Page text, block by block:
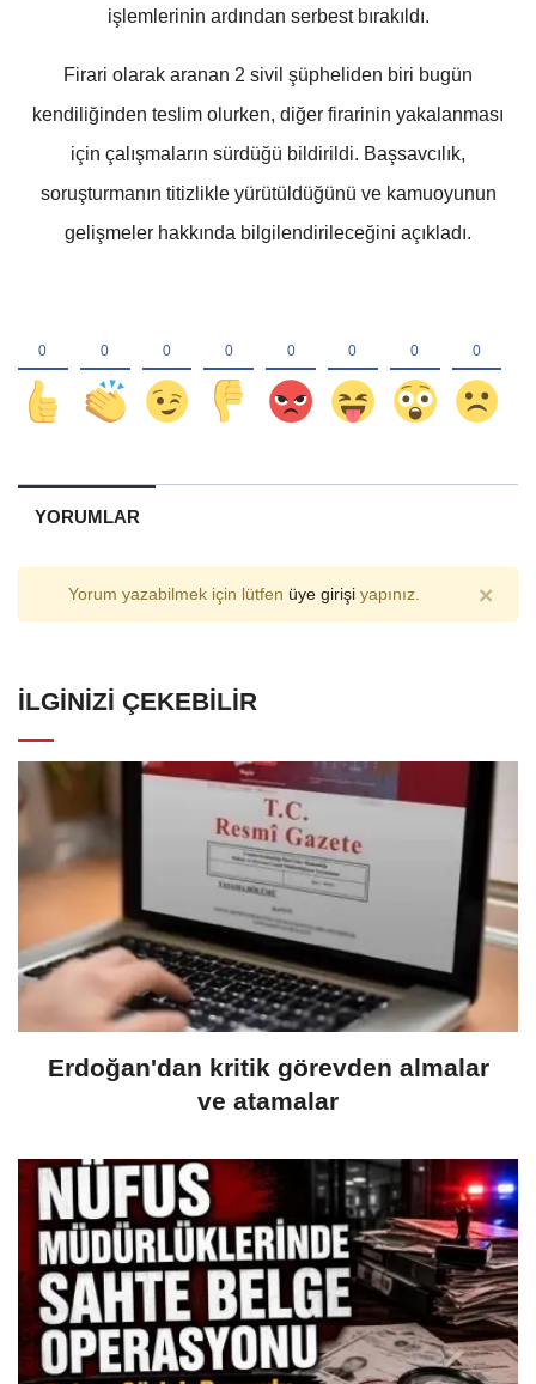
işlemlerinin ardından serbest bırakıldı.
Firari olarak aranan 2 sivil şüpheliden biri bugün
kendiliğinden teslim olurken, diğer firarinin yakalanması
için çalışmaların sürdüğü bildirildi. Başsavcılık,
soruşturmanın titizlikle yürütüldüğünü ve kamuoyunun
gelişmeler hakkında bilgilendirileceğini açıkladı.
YORUMLAR
Yorum yazabilmek için lütfen üye girişiyapınız. ×
İLGINIZI ÇEKEBILIR
Erdoğan'dan kritik görevden almalar
ve atamalar